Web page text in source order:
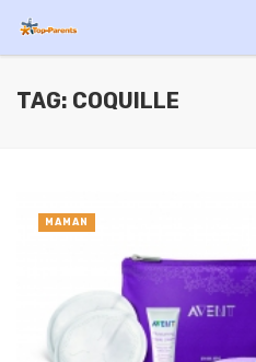
TAG: COQUILLE
MAMAN